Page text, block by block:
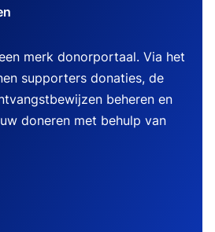
merk donorportaal. Via het
supporters donaties, de
beheren en
doneren met behulp van